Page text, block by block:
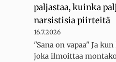
paljastaa, kuinka
narsistisia piirteitä
16.7.2026
"Sana on vapaa" Ja
joka ilmoittaa